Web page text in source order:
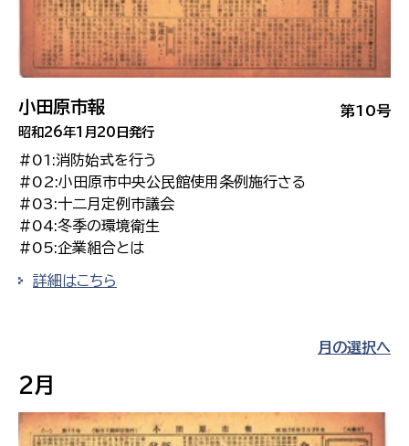
第10号
小田原市報
昭和26年1月20日発行
#01:消防始式を行う
#02:小田原市中央公民館使用条例施行さる
#03:十二月定例市議会
#04:冬季の環境衛生
#05:企業組合とは
詳細はこちら
月の選択へ
2月